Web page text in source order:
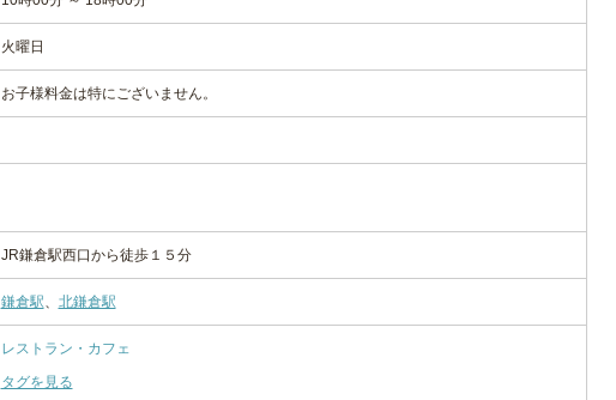
火曜日
お子様料金は特にございません。
JR鎌倉駅西口から徒歩１５分
鎌倉駅、 北鎌倉駅
レストラン・カフェ
タグを見る